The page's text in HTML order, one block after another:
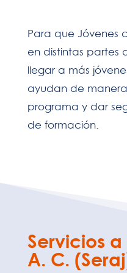
Para que Jóvenes
en distintas partes
llegar a más
ayudan de
programa y dar
de formación.
Servicios
A. C.